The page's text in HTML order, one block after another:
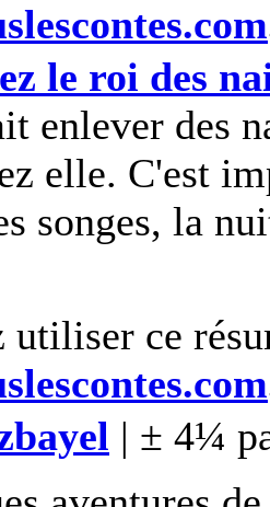
le roi des
enlever des
elle. C'est
songes, la
utiliser ce
| ± 4¼